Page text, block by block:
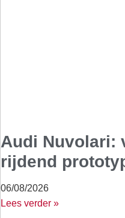
Audi Nuvolari:
rijdend
06/08/2026
Lees verder »